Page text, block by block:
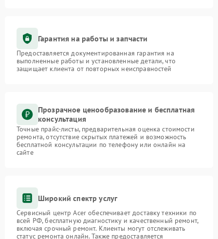
Гарантия на работы и запчасти
Предоставляется документированная гарантия на
выполненные работы и установленные детали, что
защищает клиента от повторных неисправностей
Прозрачное ценообразование и бесплатная
консультация
Точные прайс-листы, предварительная оценка стоимости
ремонта, отсутствие скрытых платежей и возможность
бесплатной консультации по телефону или онлайн на
сайте
Широкий спектр услуг
Сервисный центр Acer обеспечивает доставку техники по
всей РФ, бесплатную диагностику и качественный ремонт,
включая срочный ремонт. Клиенты могут отслеживать
статус ремонта онлайн. Также предоставляется